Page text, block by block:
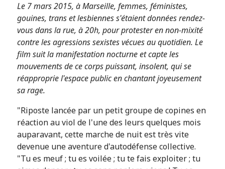
Le 7 mars 2015, à Marseille, femmes, féministes,
gouines, trans et lesbiennes s'étaient données rendez-
vous dans la rue, à 20h, pour protester en non-mixité
contre les agressions sexistes vécues au quotidien. Le
film suit la manifestation nocturne et capte les
mouvements de ce corps puissant, insolent, qui se
réapproprie l'espace public en chantant joyeusement
sa rage.
"Riposte lancée par un petit groupe de copines en
réaction au viol de l'une des leurs quelques mois
auparavant, cette marche de nuit est très vite
devenue une aventure d'autodéfense collective.
"Tu es meuf ; tu es voilée ; tu te fais exploiter ; tu